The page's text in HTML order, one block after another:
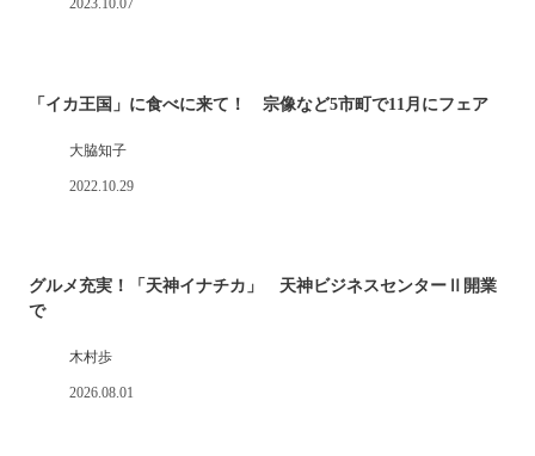
2023.10.07
「イカ王国」に食べに来て！ 宗像など5市町で11月にフェア
大脇知子
2022.10.29
グルメ充実！「天神イナチカ」 天神ビジネスセンターⅡ開業
で
木村歩
2026.08.01